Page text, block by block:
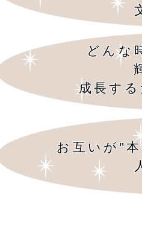
どんな
成長す
お互いが"